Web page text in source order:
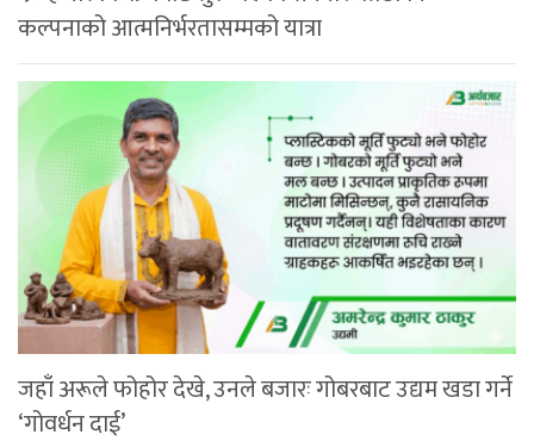
कल्पनाको आत्मनिर्भरतासम्मको यात्रा
जहाँ अरूले फोहोर देखे, उनले बजारः गोबरबाट उद्यम खडा गर्ने
‘गोवर्धन दाई’